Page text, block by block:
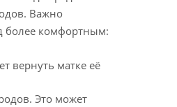
Важно
более комфортным:
вернуть матке её
Это может